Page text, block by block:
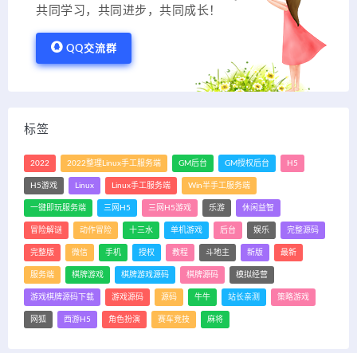
共同学习，共同进步，共同成长！
QQ交流群
标签
2022 2022整理Linux手工服务端 GM后台 GM授权后台 H5
H5游戏 Linux Linux手工服务端 Win半手工服务端
一键即玩服务端 三网H5 三网H5游戏 乐游 休闲益智
冒险解谜 动作冒险 十三水 单机游戏 后台 娱乐 完整源码
完整版 微信 手机 授权 教程 斗地主 新版 最新
服务端 棋牌游戏 棋牌游戏源码 棋牌源码 模拟经营
游戏棋牌源码下载 游戏源码 源码 牛牛 站长亲测 策略游戏
网狐 西游H5 角色扮演 赛车竞技 麻将